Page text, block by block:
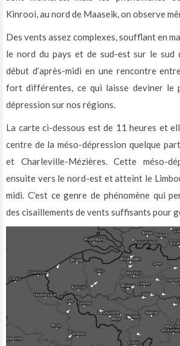
Kinrooi, au nord de Maaseik, on observe
Des vents assez complexes, soufflant en
le nord du pays et de sud-est sur le sud
début d’après-midi en une rencontre
fort différentes, ce qui laisse deviner le
dépression sur nos régions.
La carte ci-dessous est de 11 heures et
centre de la méso-dépression quelque
et Charleville-Mézières. Cette méso-
ensuite vers le nord-est et atteint le
midi. C’est ce genre de phénomène qui
des cisaillements de vents suffisants pour